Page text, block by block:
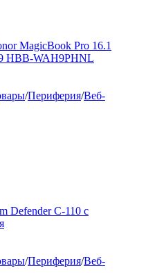
MagicBook Pro 16.1
HBB-WAH9PHNL
/Периферия/Веб-
Defender C-110 с
/Периферия/Веб-